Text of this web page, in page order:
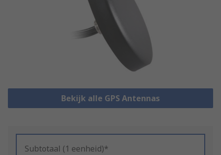
Bekijk alle GPS Antennas
Subtotaal (1 eenheid)*